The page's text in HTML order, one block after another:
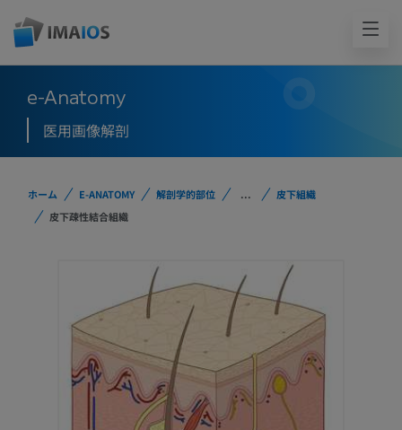
e-Anatomy
医用画像解剖
ホーム E-ANATOMY 解剖学的部位 ...
皮下組織
皮下疎性結合組織